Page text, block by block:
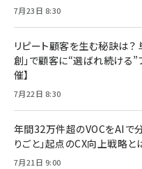
7月23日 8:30
リピート顧客を生む秘訣は？
創」で顧客に“選ばれ続ける
催】
7月22日 8:30
年間32万件超のVOCをAIで分
りごと」起点のCX向上戦略と
7月21日 9:00